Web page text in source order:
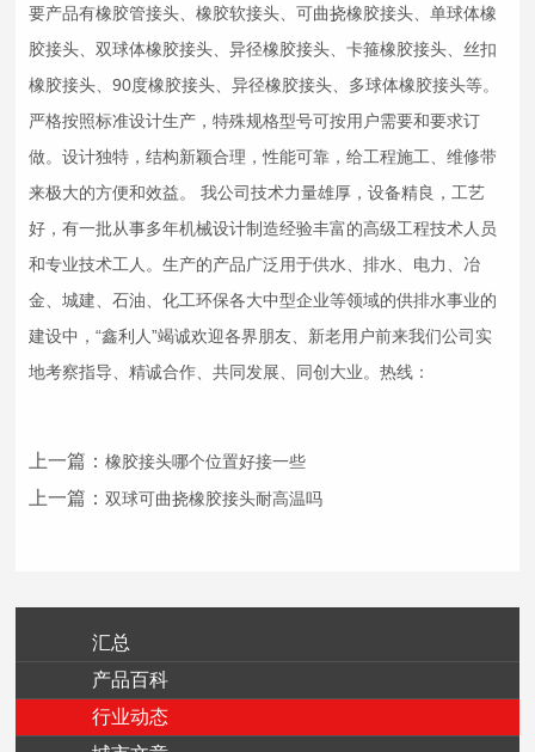
要产品有橡胶管接头、 橡胶软接头、 可曲挠橡胶接头、 单球体橡
胶接头、 双球体橡胶接头、 异径橡胶接头、 卡箍橡胶接头、 丝扣
橡胶接头、 90度橡胶接头、 异径橡胶接头、 多球体橡胶接头等。
严格按照标准设计生产，特殊规格型号可按用户需要和要求订
做。设计独特，结构新颖合理，性能可靠，给工程施工、维修带
来极大的方便和效益。 我公司技术力量雄厚，设备精良，工艺
好，有一批从事多年机械设计制造经验丰富的高级工程技术人员
和专业技术工人。生产的产品广泛用于供水、排水、电力、冶
金、城建、石油、化工环保各大中型企业等领域的供排水事业的
建设中，“鑫利人”竭诚欢迎各界朋友、新老用户前来我们公司实
地考察指导、精诚合作、共同发展、同创大业。热线：
上一篇： 橡胶接头哪个位置好接一些
上一篇： 双球可曲挠橡胶接头耐高温吗
汇总
产品百科
行业动态